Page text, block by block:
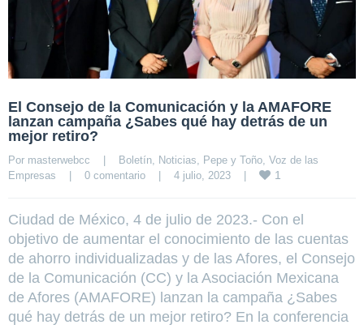
El Consejo de la Comunicación y la AMAFORE
lanzan campaña ¿Sabes qué hay detrás de un
mejor retiro?
Por masterwebcc Boletín, Noticias, Pepe y Toño, Voz de las
Empresas
0 comentario 4 julio, 2023 1
Ciudad de México, 4 de julio de 2023.- Con el
objetivo de aumentar el conocimiento de las cuentas
de ahorro individualizadas y de las Afores, el Consejo
de la Comunicación (CC) y la Asociación Mexicana
de Afores (AMAFORE) lanzan la campaña ¿Sabes
qué hay detrás de un mejor retiro? En la conferencia